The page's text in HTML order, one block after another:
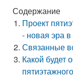
Содержание
Проект
- новая эра
Связанные
Какой будет